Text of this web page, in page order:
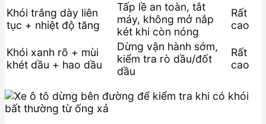
Khói trắng dày liên
tục + nhiệt độ tăng
Tấp lề an toàn, tắt
máy, không mở nắp
két khi còn nóng
Rất
cao
Khói xanh rõ + mùi
khét dầu + hao dầu
Dừng vận hành sớm,
kiểm tra rò dầu/đốt
dầu
Rất
cao